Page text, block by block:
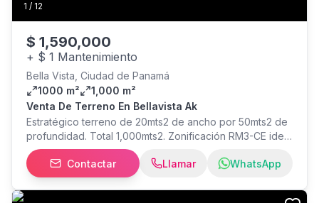
1 / 12
$ 1,590,000
+ $ 1 Mantenimiento
Bella Vista, Ciudad de Panamá
1000 m²
1,000 m²
Venta De Terreno En Bellavista Ak
Estratégico terreno de 20mts2 de ancho por 50mts2 de
profundidad. Total 1,000mts2. Zonificación RM3-CE ideal
para proyectos residenciales. Cerca de colegios,
distribuidoras, la sinagoga y mucho más. No esperes
más contáctanos y vive lo que sueñas. CP26-3965
Contactar Llamar WhatsApp